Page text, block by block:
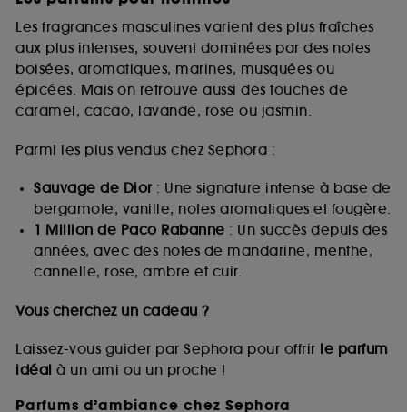
Les fragrances masculines varient des plus fraîches
aux plus intenses, souvent dominées par des notes
boisées, aromatiques, marines, musquées ou
épicées. Mais on retrouve aussi des touches de
caramel, cacao, lavande, rose ou jasmin.
Parmi les plus vendus chez Sephora :
Sauvage de Dior: Une signature intense à base de
bergamote, vanille, notes aromatiques et fougère.
1 Million de Paco Rabanne : Un succès depuis des
années, avec des notes de mandarine, menthe,
cannelle, rose, ambre et cuir.
Vous cherchez un cadeau ?
Laissez-vous guider par Sephora pour offrir le parfum
idéal à un ami ou un proche !
Parfums d’ambiance chez Sephora